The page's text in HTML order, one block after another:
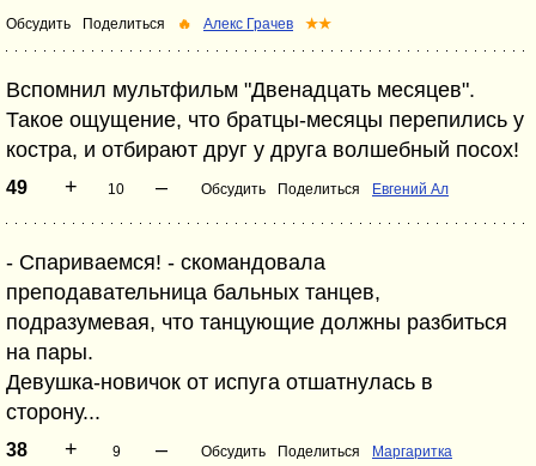
Обсудить Поделиться 🔥 Алекс Грачев ★★
Вспомнил мультфильм "Двенадцать месяцев".
Такое ощущение, что братцы-месяцы перепились у
костра, и отбирают друг у друга волшебный посох!
49 + 10 – Обсудить Поделиться Евгений Ал
- Спариваемся! - скомандовала
преподавательница бальных танцев,
подразумевая, что танцующие должны разбиться
на пары.
Девушка-новичок от испуга отшатнулась в
сторону...
38 + 9 – Обсудить Поделиться Маргаритка